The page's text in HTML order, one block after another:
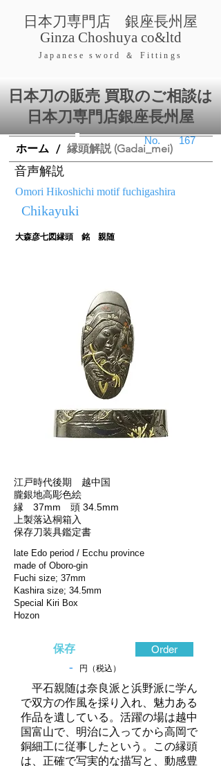
​日本刀専門店 銀座長州屋
​Ginza Choshuya co&ltd
​Japanese sword ＆ Fittings
日本刀の販売 買取のご相談は
日本刀専門店銀座⻑州屋
ホーム / 縁頭解説 (Gadai_mei)
​No. 167
大森彦七図縁頭 銘 親随
Omori Hikoshichi motif fuchigashira
Chikayuki
音声解説
江戸時代後期 越中国
朧銀地高彫色絵
縁 37mm 頭 34.5mm
上製落込桐箱入
保存刀装具鑑定書
late Edo period / Ecchu province
made of Oboro-gin
Fuchi size; 37mm
Kashira size; 34.5mm
Special Kiri Box
Hozon
保存
- 円（税込）
Order
平石親随は奈良派と浜野派に学ん
で双方の作風を採り入れ、魅力ある
作品を遺している。活躍の場は越中
国富山で、明治に入ってから高岡で
銅細工に従事したという。この縁頭
は、正確で写実的な描写と、動感豊